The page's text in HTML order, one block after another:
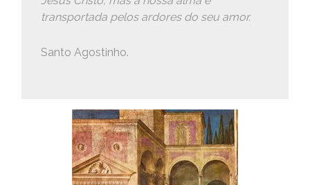
transportada pelos ardores do seu amor.
Santo Agostinho.